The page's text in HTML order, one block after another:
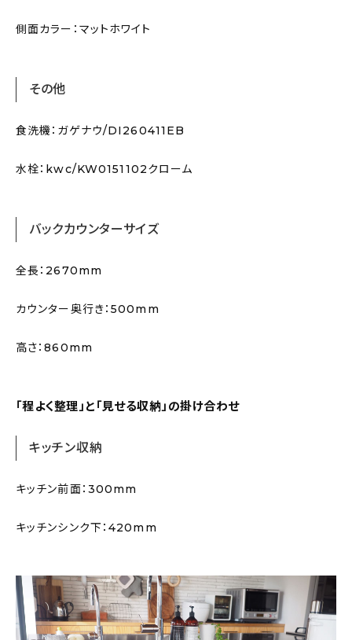
側面カラー：マットホワイト
その他
食洗機：ガゲナウ/DI260411EB
水栓：kwc/KW0151102クローム
バックカウンターサイズ
全長：2670mm
カウンター奥行き：500mm
高さ：860mm
「程よく整理」と「見せる収納」の掛け合わせ
キッチン収納
キッチン前面：300mm
キッチンシンク下：420mm